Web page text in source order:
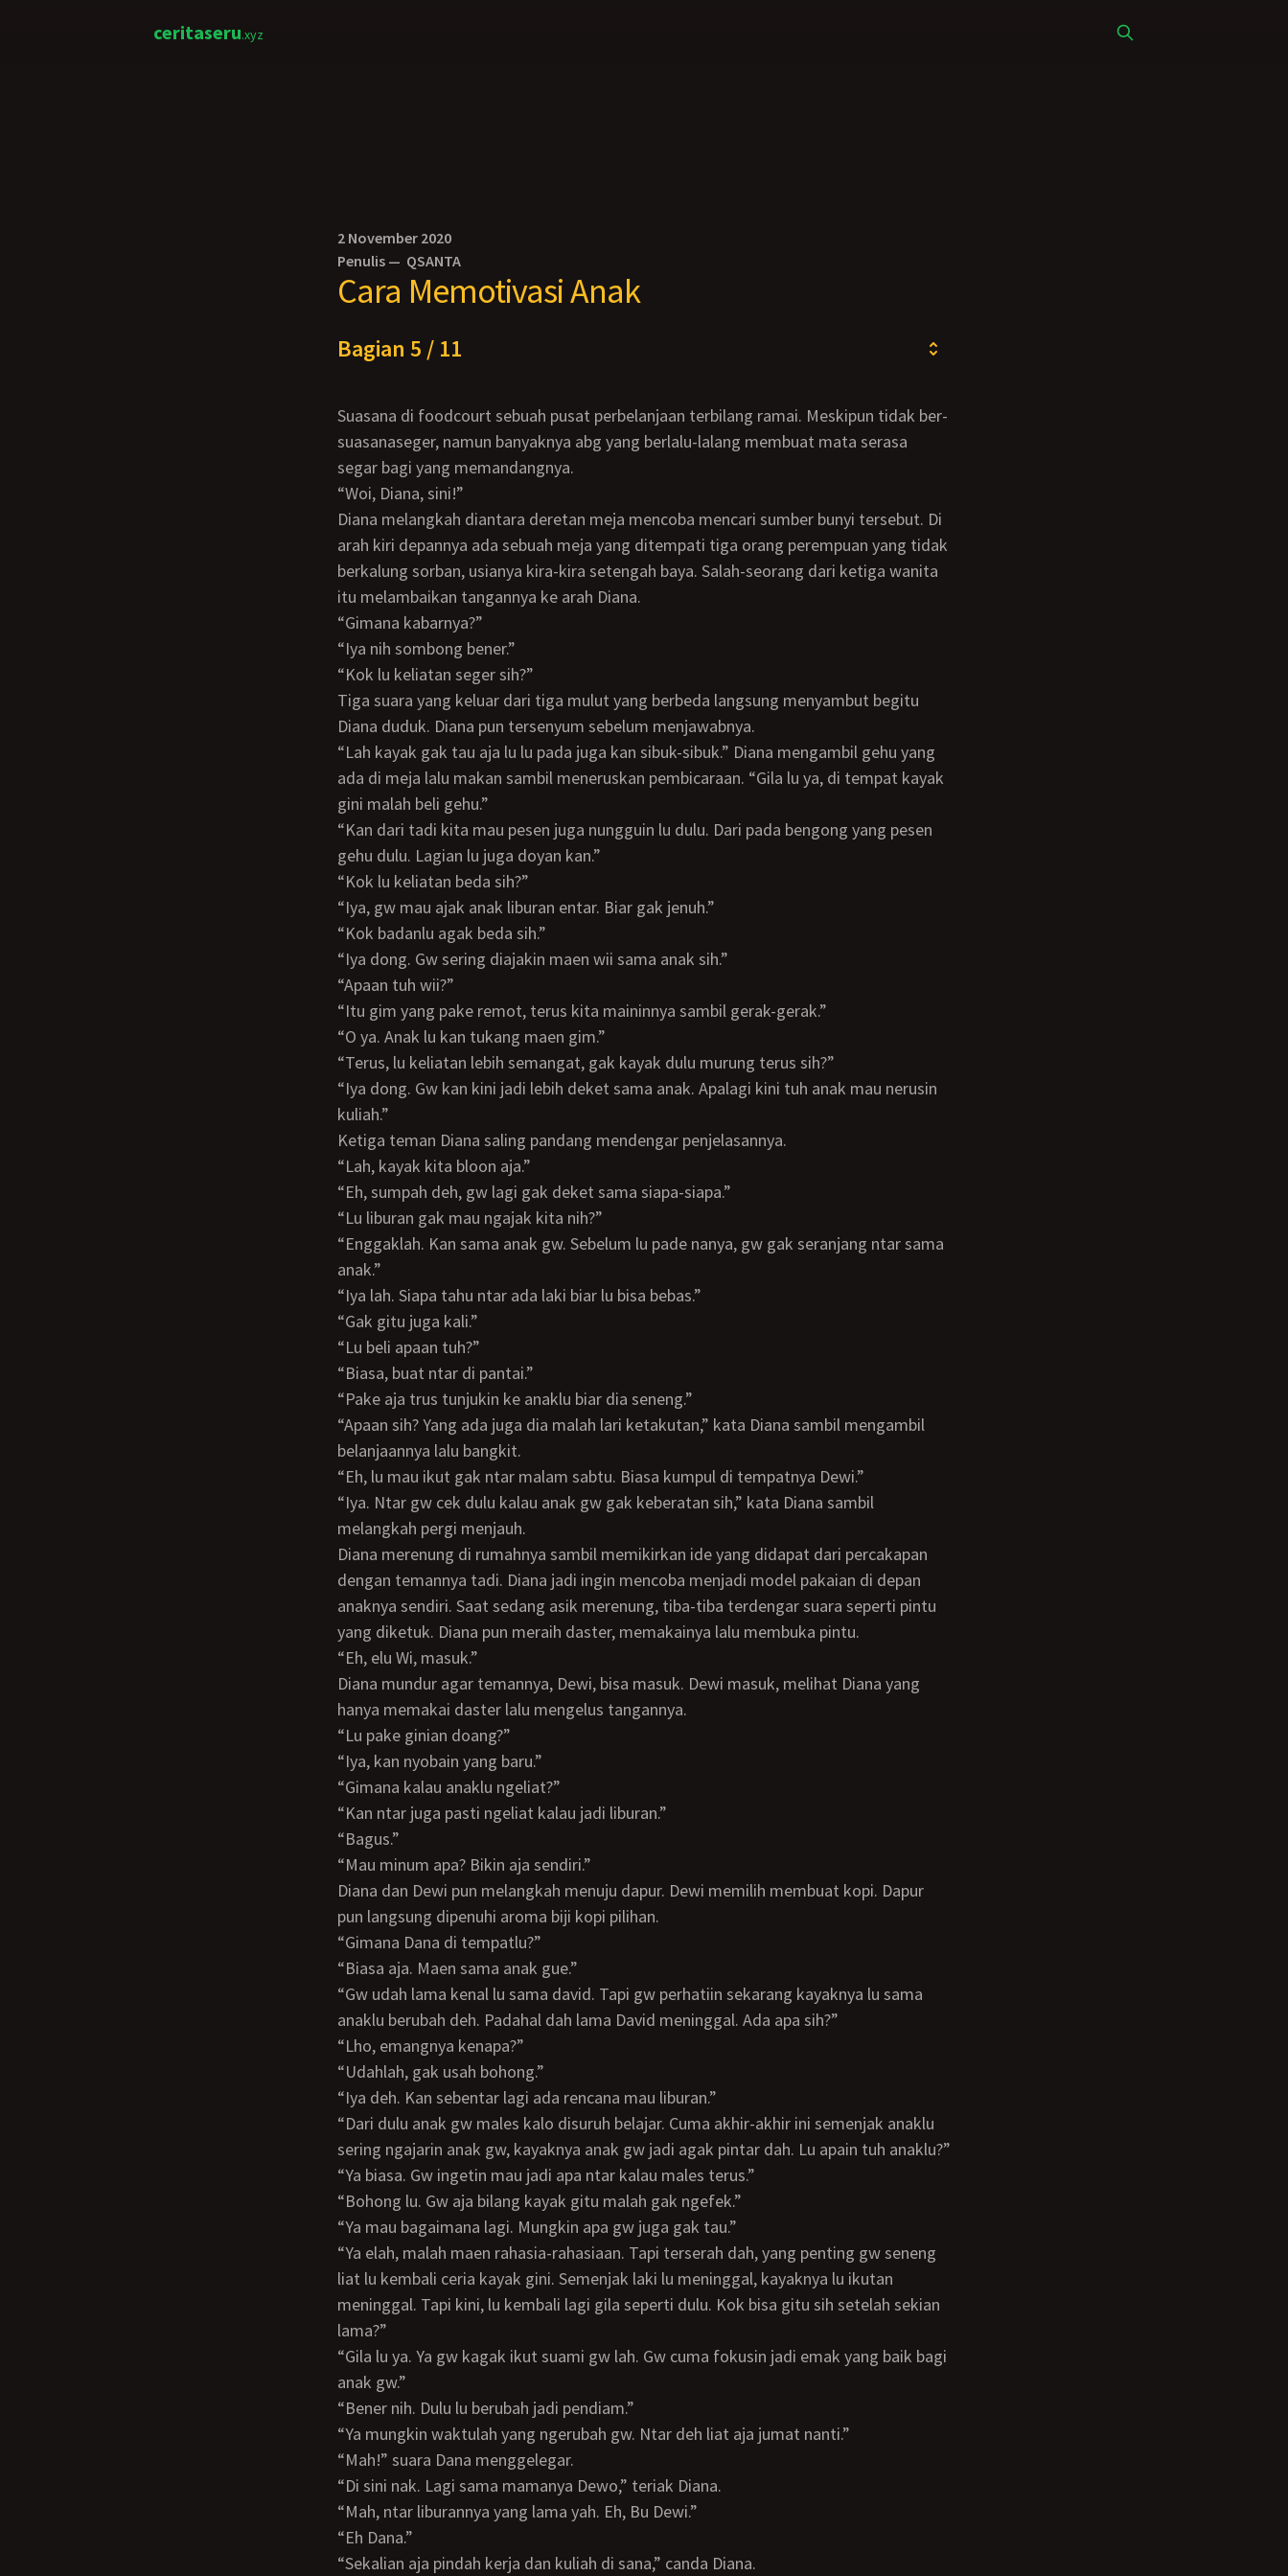
ceritaseru.xyz
2 November 2020
Penulis — QSANTA
Cara Memotivasi Anak
Bagian 5 / 11
Suasana di foodcourt sebuah pusat perbelanjaan terbilang ramai. Meskipun tidak ber-
suasanaseger, namun banyaknya abg yang berlalu-lalang membuat mata serasa
segar bagi yang memandangnya.
“Woi, Diana, sini!”
Diana melangkah diantara deretan meja mencoba mencari sumber bunyi tersebut. Di
arah kiri depannya ada sebuah meja yang ditempati tiga orang perempuan yang tidak
berkalung sorban, usianya kira-kira setengah baya. Salah-seorang dari ketiga wanita
itu melambaikan tangannya ke arah Diana.
“Gimana kabarnya?”
“Iya nih sombong bener.”
“Kok lu keliatan seger sih?”
Tiga suara yang keluar dari tiga mulut yang berbeda langsung menyambut begitu
Diana duduk. Diana pun tersenyum sebelum menjawabnya.
“Lah kayak gak tau aja lu lu pada juga kan sibuk-sibuk.” Diana mengambil gehu yang
ada di meja lalu makan sambil meneruskan pembicaraan. “Gila lu ya, di tempat kayak
gini malah beli gehu.”
“Kan dari tadi kita mau pesen juga nungguin lu dulu. Dari pada bengong yang pesen
gehu dulu. Lagian lu juga doyan kan.”
“Kok lu keliatan beda sih?”
“Iya, gw mau ajak anak liburan entar. Biar gak jenuh.”
“Kok badanlu agak beda sih.”
“Iya dong. Gw sering diajakin maen wii sama anak sih.”
“Apaan tuh wii?”
“Itu gim yang pake remot, terus kita maininnya sambil gerak-gerak.”
“O ya. Anak lu kan tukang maen gim.”
“Terus, lu keliatan lebih semangat, gak kayak dulu murung terus sih?”
“Iya dong. Gw kan kini jadi lebih deket sama anak. Apalagi kini tuh anak mau nerusin
kuliah.”
Ketiga teman Diana saling pandang mendengar penjelasannya.
“Lah, kayak kita bloon aja.”
“Eh, sumpah deh, gw lagi gak deket sama siapa-siapa.”
“Lu liburan gak mau ngajak kita nih?”
“Enggaklah. Kan sama anak gw. Sebelum lu pade nanya, gw gak seranjang ntar sama
anak.”
“Iya lah. Siapa tahu ntar ada laki biar lu bisa bebas.”
“Gak gitu juga kali.”
“Lu beli apaan tuh?”
“Biasa, buat ntar di pantai.”
“Pake aja trus tunjukin ke anaklu biar dia seneng.”
“Apaan sih? Yang ada juga dia malah lari ketakutan,” kata Diana sambil mengambil
belanjaannya lalu bangkit.
“Eh, lu mau ikut gak ntar malam sabtu. Biasa kumpul di tempatnya Dewi.”
“Iya. Ntar gw cek dulu kalau anak gw gak keberatan sih,” kata Diana sambil
melangkah pergi menjauh.
Diana merenung di rumahnya sambil memikirkan ide yang didapat dari percakapan
dengan temannya tadi. Diana jadi ingin mencoba menjadi model pakaian di depan
anaknya sendiri. Saat sedang asik merenung, tiba-tiba terdengar suara seperti pintu
yang diketuk. Diana pun meraih daster, memakainya lalu membuka pintu.
“Eh, elu Wi, masuk.”
Diana mundur agar temannya, Dewi, bisa masuk. Dewi masuk, melihat Diana yang
hanya memakai daster lalu mengelus tangannya.
“Lu pake ginian doang?”
“Iya, kan nyobain yang baru.”
“Gimana kalau anaklu ngeliat?”
“Kan ntar juga pasti ngeliat kalau jadi liburan.”
“Bagus.”
“Mau minum apa? Bikin aja sendiri.”
Diana dan Dewi pun melangkah menuju dapur. Dewi memilih membuat kopi. Dapur
pun langsung dipenuhi aroma biji kopi pilihan.
“Gimana Dana di tempatlu?”
“Biasa aja. Maen sama anak gue.”
“Gw udah lama kenal lu sama david. Tapi gw perhatiin sekarang kayaknya lu sama
anaklu berubah deh. Padahal dah lama David meninggal. Ada apa sih?”
“Lho, emangnya kenapa?”
“Udahlah, gak usah bohong.”
“Iya deh. Kan sebentar lagi ada rencana mau liburan.”
“Dari dulu anak gw males kalo disuruh belajar. Cuma akhir-akhir ini semenjak anaklu
sering ngajarin anak gw, kayaknya anak gw jadi agak pintar dah. Lu apain tuh anaklu?”
“Ya biasa. Gw ingetin mau jadi apa ntar kalau males terus.”
“Bohong lu. Gw aja bilang kayak gitu malah gak ngefek.”
“Ya mau bagaimana lagi. Mungkin apa gw juga gak tau.”
“Ya elah, malah maen rahasia-rahasiaan. Tapi terserah dah, yang penting gw seneng
liat lu kembali ceria kayak gini. Semenjak laki lu meninggal, kayaknya lu ikutan
meninggal. Tapi kini, lu kembali lagi gila seperti dulu. Kok bisa gitu sih setelah sekian
lama?”
“Gila lu ya. Ya gw kagak ikut suami gw lah. Gw cuma fokusin jadi emak yang baik bagi
anak gw.”
“Bener nih. Dulu lu berubah jadi pendiam.”
“Ya mungkin waktulah yang ngerubah gw. Ntar deh liat aja jumat nanti.”
“Mah!” suara Dana menggelegar.
“Di sini nak. Lagi sama mamanya Dewo,” teriak Diana.
“Mah, ntar liburannya yang lama yah. Eh, Bu Dewi.”
“Eh Dana.”
“Sekalian aja pindah kerja dan kuliah di sana,” canda Diana.